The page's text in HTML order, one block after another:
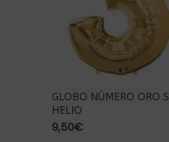
GLOBO NÚMERO ORO
HELIO
9,50€